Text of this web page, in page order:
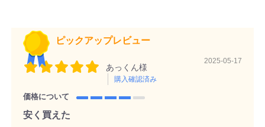
ピックアップレビュー
あっくん様
購入確認済み
2025-05-17
価格について
安く買えた